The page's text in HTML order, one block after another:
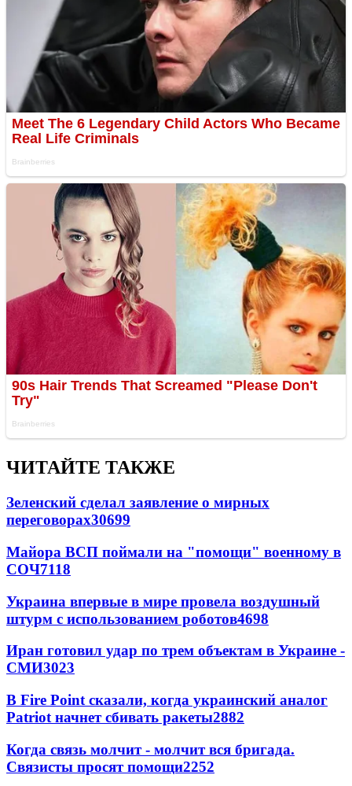
ЧИТАЙТЕ ТАКЖЕ
Зеленский сделал заявление о мирных
переговорах30699
Майора ВСП поймали на "помощи" военному в
СОЧ7118
Украина впервые в мире провела воздушный
штурм с использованием роботов4698
Иран готовил удар по трем объектам в Украине -
СМИ3023
В Fire Point сказали, когда украинский аналог
Patriot начнет сбивать ракеты2882
Когда связь молчит - молчит вся бригада.
Связисты просят помощи2252